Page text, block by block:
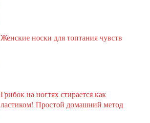
Женские носки для топтания чувств
Грибок на ногтях стирается как
ластиком! Простой домашний метод